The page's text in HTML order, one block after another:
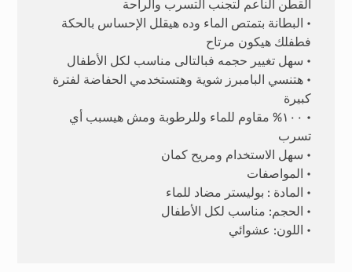
القطن الناعم لتجنب التسرب والراحة
• البطانة بتمتص الماء وده هيقلل الإحساس بالحكة
فطفلك هيكون مرتاح
• سهل تغيير حجمه فبالتالى مناسب لكل الأطفال
• هتنسي البامبرز شوية وهتستخدمي الحفاضة لفترة
كبيرة
• ١٠٠% مقاوم للماء وللرطوبة ومش هيسبب أي
تسرب
• سهل الاستخدام ومريح كمان
• المواصفات
• المادة : بوليستر مضاد للماء
• الحجم: مناسب لكل الأطفال
• اللون: عشوائي